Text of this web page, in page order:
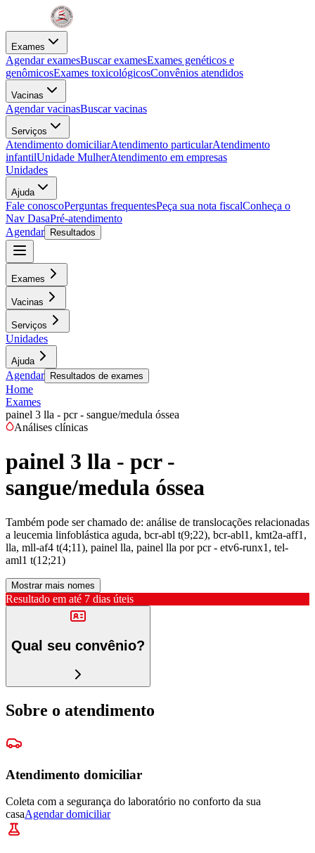
Exames
Agendar examesBuscar examesExames genéticos e
genômicosExames toxicológicosConvênios atendidos
Vacinas
Agendar vacinasBuscar vacinas
Serviços
Atendimento domiciliarAtendimento particularAtendimento
infantilUnidade MulherAtendimento em empresas
Unidades
Ajuda
Fale conoscoPerguntas frequentesPeça sua nota fiscalConheça o
Nav DasaPré-atendimento
Agendar
Resultados
Exames
Vacinas
Serviços
Unidades
Ajuda
Agendar Resultados de exames
Home
Exames
painel 3 lla - pcr - sangue/medula óssea
Análises clínicas
painel 3 lla - pcr -
sangue/medula óssea
Também pode ser chamado de: análise de translocações relacionadas
a leucemia linfoblástica aguda, bcr-abl t(9;22), bcr-abl1, kmt2a-aff1,
lla, mll-af4 t(4;11), painel lla, painel lla por pcr - etv6-runx1, tel-
aml1 t(12;21)
Mostrar mais nomes
Resultado em até 7 dias úteis
Qual seu convênio?
Sobre o atendimento
Atendimento domiciliar
Coleta com a segurança do laboratório no conforto da sua
casaAgendar domiciliar